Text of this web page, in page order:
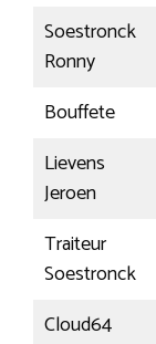
Soestronck
Ronny
Bouffete
Lievens
Jeroen
Traiteur
Soestronck
Cloud64